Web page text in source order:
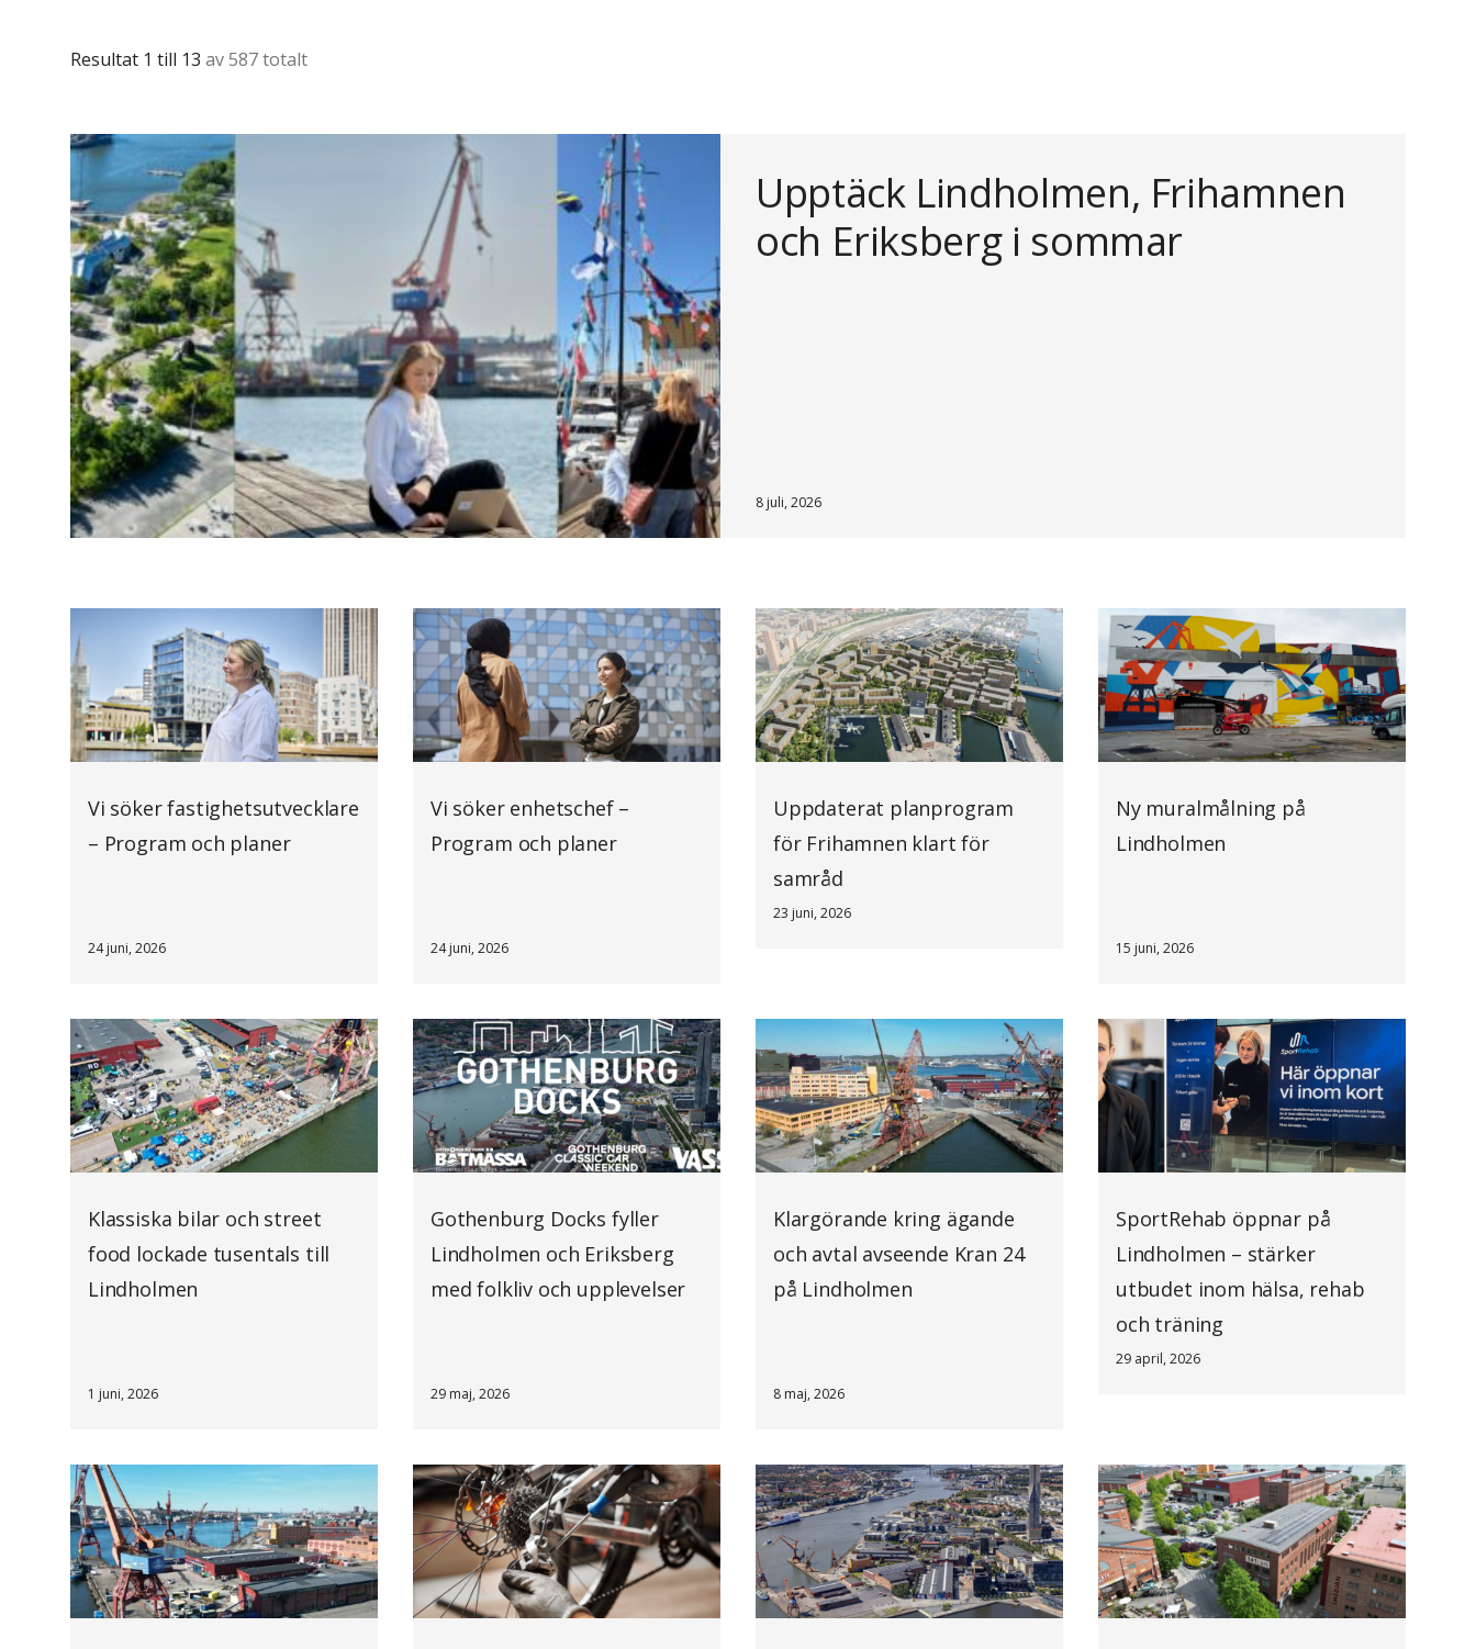
Resultat 1 till 13 av 587 totalt
Upptäck Lindholmen, Frihamnen
och Eriksberg i sommar
8 juli, 2026
Vi söker fastighetsutvecklare
– Program och planer
24 juni, 2026
Vi söker enhetschef –
Program och planer
24 juni, 2026
Uppdaterat planprogram
för Frihamnen klart för
samråd
23 juni, 2026
Ny muralmålning på
Lindholmen
15 juni, 2026
Klassiska bilar och street
food lockade tusentals till
Lindholmen
1 juni, 2026
Gothenburg Docks fyller
Lindholmen och Eriksberg
med folkliv och upplevelser
29 maj, 2026
Klargörande kring ägande
och avtal avseende Kran 24
på Lindholmen
8 maj, 2026
SportRehab öppnar på
Lindholmen – stärker
utbudet inom hälsa, rehab
och träning
29 april, 2026